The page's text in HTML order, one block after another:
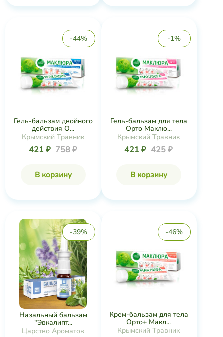
-44%
Гель-бальзам двойного
действия О...
Крымский Травник
421 ₽ 758 ₽
В корзину
-1%
Гель-бальзам для тела
Орто Маклю...
Крымский Травник
421 ₽ 425 ₽
В корзину
-39%
Назальный бальзам
"Эвкалипт...
Царство Ароматов
-46%
Крем-бальзам для тела
Орто+ Макл...
Крымский Травник